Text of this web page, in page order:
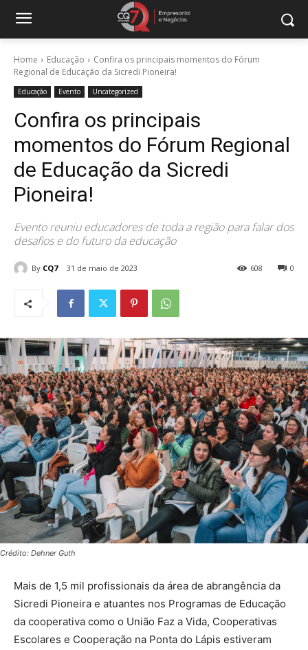
Home Educação
Confira os principais momentos do Fórum
Regional de Educação da Sicredi Pioneira!
Educação Evento Uncategorized
Confira os principais
momentos do Fórum Regional
de Educação da Sicredi
Pioneira!
Evento reuniu educadores de toda a região para falar dos
desafios e do futuro da educação
By CQ7 31 de maio de 2023 0
608
Crédito: Dehner Guth
Mais de 1,5 mil profissionais da área de abrangência da
Sicredi Pioneira e atuantes nos Programas de Educação
da cooperativa como o União Faz a Vida, Cooperativas
Escolares e Cooperação na Ponta do Lápis estiveram